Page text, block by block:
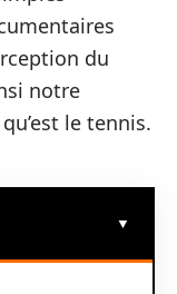
du
notre
le tennis.